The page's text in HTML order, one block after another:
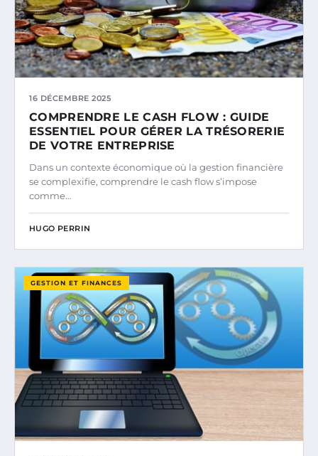
16 DÉCEMBRE 2025
COMPRENDRE LE CASH FLOW : GUIDE
ESSENTIEL POUR GÉRER LA TRÉSORERIE
DE VOTRE ENTREPRISE
Dans un contexte économique où la gestion financière
se complexifie, comprendre le cash flow s’impose
comme…
HUGO PERRIN
GESTION ET FINANCES